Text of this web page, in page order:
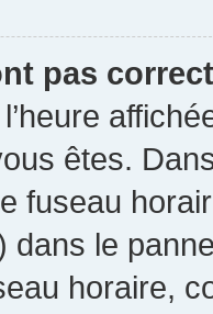
pas
êtes.
fuseau
dans le
horaire,